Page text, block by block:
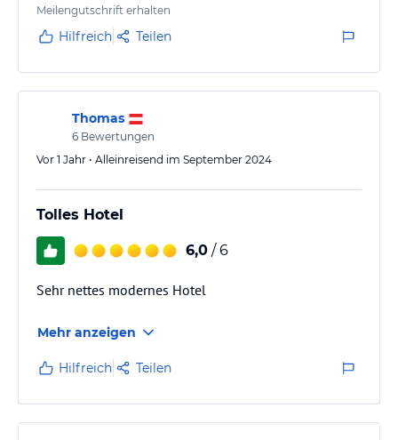
Parkplätze der Hauptstraße entlang.
Meilengutschrift erhalten
Hilfreich Teilen
Thomas
6 Bewertungen
Vor 1 Jahr • Alleinreisend im September 2024
Tolles Hotel
6,0 / 6
Sehr nettes modernes Hotel
Mehr anzeigen
Hilfreich Teilen